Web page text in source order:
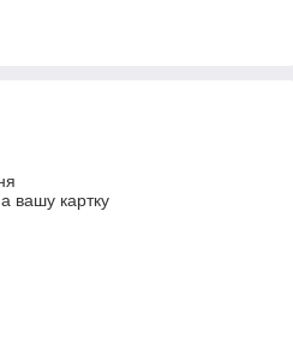
вашу картку